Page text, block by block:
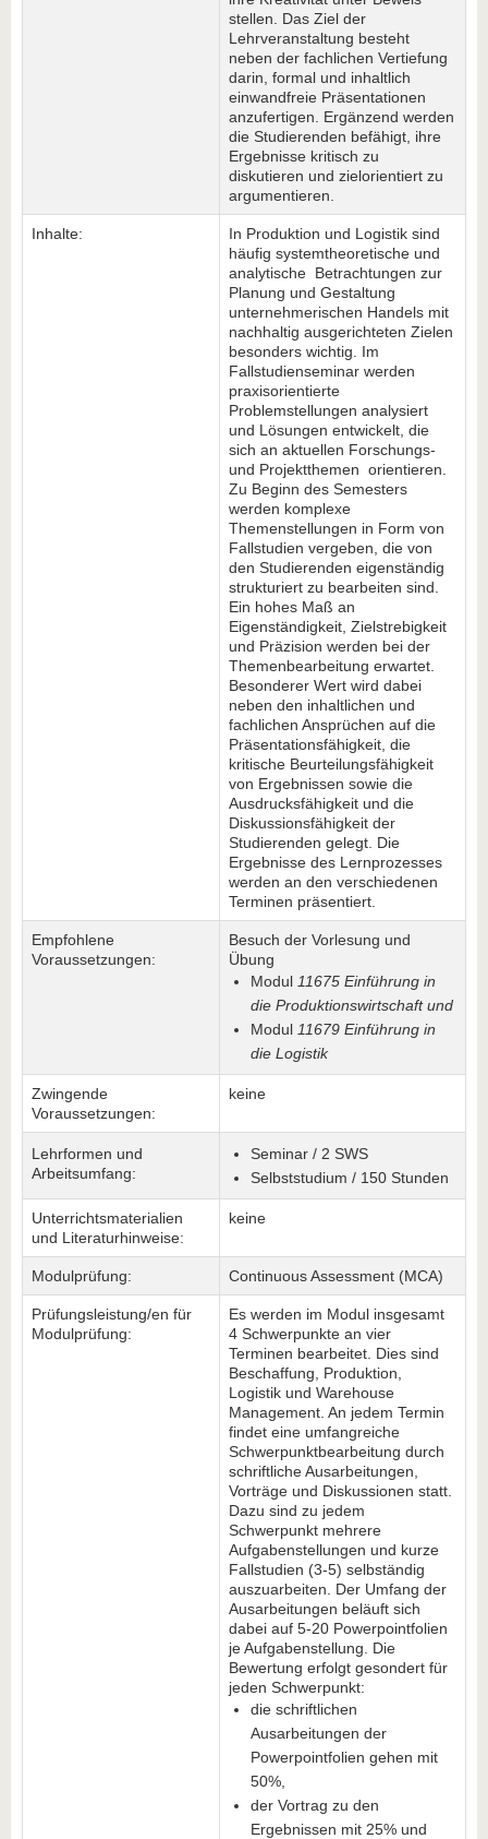
stellen. Das Ziel der
Lehrveranstaltung besteht
neben der fachlichen Vertiefung
darin, formal und inhaltlich
einwandfreie Präsentationen
anzufertigen. Ergänzend werden
die Studierenden befähigt, ihre
Ergebnisse kritisch zu
diskutieren und zielorientiert zu
argumentieren.
Inhalte:
In Produktion und Logistik sind
häufig systemtheoretische und
analytische Betrachtungen zur
Planung und Gestaltung
unternehmerischen Handels mit
nachhaltig ausgerichteten Zielen
besonders wichtig. Im
Fallstudienseminar werden
praxisorientierte
Problemstellungen analysiert
und Lösungen entwickelt, die
sich an aktuellen Forschungs-
und Projektthemen orientieren.
Zu Beginn des Semesters
werden komplexe
Themenstellungen in Form von
Fallstudien vergeben, die von
den Studierenden eigenständig
strukturiert zu bearbeiten sind.
Ein hohes Maß an
Eigenständigkeit, Zielstrebigkeit
und Präzision werden bei der
Themenbearbeitung erwartet.
Besonderer Wert wird dabei
neben den inhaltlichen und
fachlichen Ansprüchen auf die
Präsentationsfähigkeit, die
kritische Beurteilungsfähigkeit
von Ergebnissen sowie die
Ausdrucksfähigkeit und die
Diskussionsfähigkeit der
Studierenden gelegt. Die
Ergebnisse des Lernprozesses
werden an den verschiedenen
Terminen präsentiert.
Empfohlene
Voraussetzungen:
Besuch der Vorlesung und
Übung
Modul 11675 Einführung in
die Produktionswirtschaft und
Modul 11679 Einführung in
die Logistik
Zwingende
Voraussetzungen:
keine
Lehrformen und
Arbeitsumfang:
Seminar / 2 SWS
Selbststudium / 150 Stunden
Unterrichtsmaterialien
und Literaturhinweise:
keine
Modulprüfung: Continuous Assessment (MCA)
Prüfungsleistung/en für
Modulprüfung:
Es werden im Modul insgesamt
4 Schwerpunkte an vier
Terminen bearbeitet. Dies sind
Beschaffung, Produktion,
Logistik und Warehouse
Management. An jedem Termin
findet eine umfangreiche
Schwerpunktbearbeitung durch
schriftliche Ausarbeitungen,
Vorträge und Diskussionen statt.
Dazu sind zu jedem
Schwerpunkt mehrere
Aufgabenstellungen und kurze
Fallstudien (3-5) selbständig
auszuarbeiten. Der Umfang der
Ausarbeitungen beläuft sich
dabei auf 5-20 Powerpointfolien
je Aufgabenstellung. Die
Bewertung erfolgt gesondert für
jeden Schwerpunkt:
die schriftlichen
Ausarbeitungen der
Powerpointfolien gehen mit
50%,
der Vortrag zu den
Ergebnissen mit 25% und